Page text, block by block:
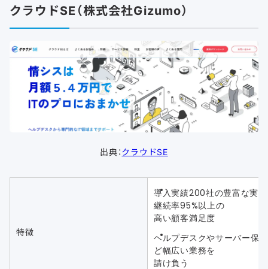
クラウドSE（株式会社Gizumo）
出典：クラウドSE
特徴
導入実績200社の豊富な実
継続率95%以上の
高い顧客満足度
ヘルプデスクやサーバー保
ど幅広い業務を
請け負う